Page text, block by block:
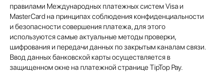
правилами Международных платежных систем Visa и
MasterCard на принципах соблюдения конфиденциальности
и безопасности совершения платежа, для этого
используются самые актуальные методы проверки,
шифрования и передачи данных по закрытым каналам связи.
Ввод данных банковской карты осуществляется в
защищенном окне на платежной странице TipTop Pay.